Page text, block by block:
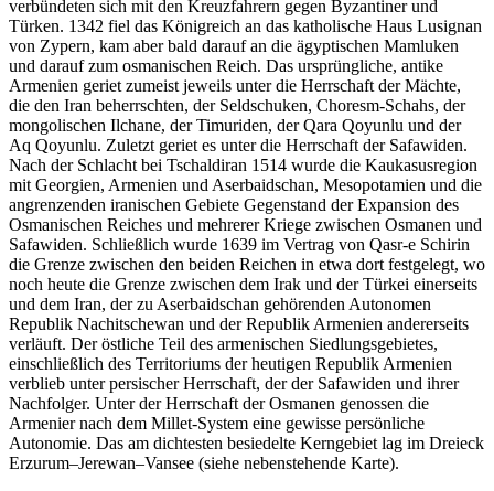
verbündeten sich mit den Kreuzfahrern gegen Byzantiner und
Türken. 1342 fiel das Königreich an das katholische Haus Lusignan
von Zypern, kam aber bald darauf an die ägyptischen Mamluken
und darauf zum osmanischen Reich. Das ursprüngliche, antike
Armenien geriet zumeist jeweils unter die Herrschaft der Mächte,
die den Iran beherrschten, der Seldschuken, Choresm-Schahs, der
mongolischen Ilchane, der Timuriden, der Qara Qoyunlu und der
Aq Qoyunlu. Zuletzt geriet es unter die Herrschaft der Safawiden.
Nach der Schlacht bei Tschaldiran 1514 wurde die Kaukasusregion
mit Georgien, Armenien und Aserbaidschan, Mesopotamien und die
angrenzenden iranischen Gebiete Gegenstand der Expansion des
Osmanischen Reiches und mehrerer Kriege zwischen Osmanen und
Safawiden. Schließlich wurde 1639 im Vertrag von Qasr-e Schirin
die Grenze zwischen den beiden Reichen in etwa dort festgelegt, wo
noch heute die Grenze zwischen dem Irak und der Türkei einerseits
und dem Iran, der zu Aserbaidschan gehörenden Autonomen
Republik Nachitschewan und der Republik Armenien andererseits
verläuft. Der östliche Teil des armenischen Siedlungsgebietes,
einschließlich des Territoriums der heutigen Republik Armenien
verblieb unter persischer Herrschaft, der der Safawiden und ihrer
Nachfolger. Unter der Herrschaft der Osmanen genossen die
Armenier nach dem Millet-System eine gewisse persönliche
Autonomie. Das am dichtesten besiedelte Kerngebiet lag im Dreieck
Erzurum–Jerewan–Vansee (siehe nebenstehende Karte).